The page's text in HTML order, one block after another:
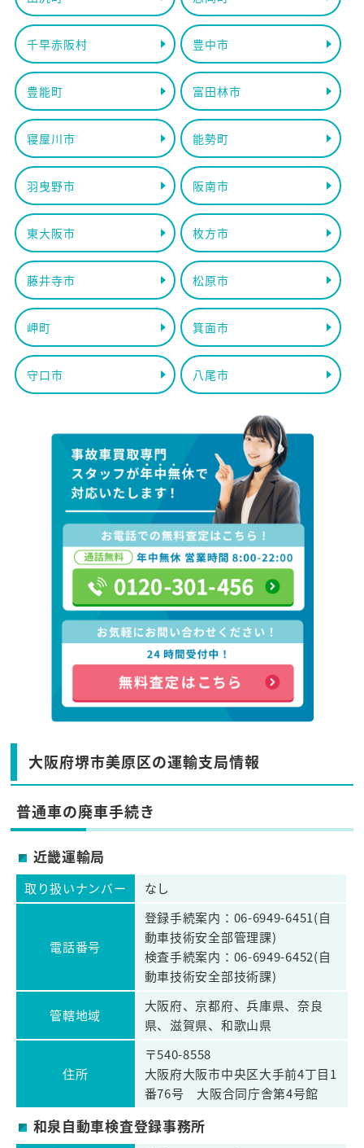
千早赤阪村 豊中市
豊能町 富田林市
寝屋川市 能勢町
羽曳野市 阪南市
東大阪市 枚方市
藤井寺市 松原市
岬町 箕面市
守口市 八尾市
大阪府堺市美原区の運輸支局情報
普通車の廃車手続き
近畿運輸局
取り扱いナンバー なし
電話番号
登録手続案内：06-6949-6451(自
動車技術安全部管理課)
検査手続案内：06-6949-6452(自
動車技術安全部技術課)
管轄地域
大阪府、京都府、兵庫県、奈良
県、滋賀県、和歌山県
住所
〒540-8558
大阪府大阪市中央区大手前4丁目1
番76号 大阪合同庁舎第4号館
和泉自動車検査登録事務所